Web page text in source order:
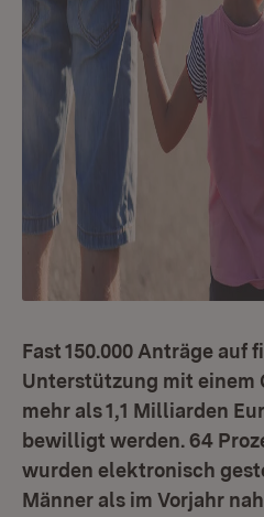
Fast 150.000 Anträge auf
Unterstützung mit einem
mehr als 1,1 Milliarden
bewilligt werden. 64
wurden elektronisch
Männer als im Vorjahr